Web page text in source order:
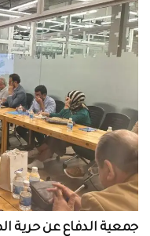
جمعية الدفاع عن حرية